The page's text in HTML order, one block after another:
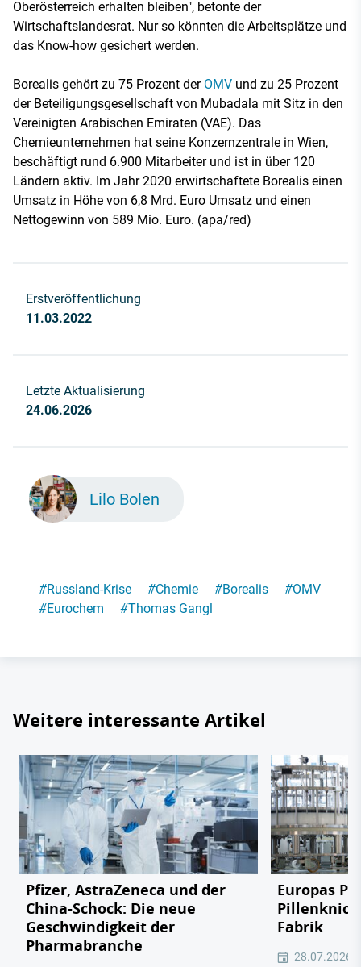
Oberösterreich erhalten bleiben", betonte der
Wirtschaftslandesrat. Nur so könnten die Arbeitsplätze und
das Know-how gesichert werden.
Borealis gehört zu 75 Prozent der OMV und zu 25 Prozent
der Beteiligungsgesellschaft von Mubadala mit Sitz in den
Vereinigten Arabischen Emiraten (VAE). Das
Chemieunternehmen hat seine Konzernzentrale in Wien,
beschäftigt rund 6.900 Mitarbeiter und ist in über 120
Ländern aktiv. Im Jahr 2020 erwirtschaftete Borealis einen
Umsatz in Höhe von 6,8 Mrd. Euro Umsatz und einen
Nettogewinn von 589 Mio. Euro. (apa/red)
Erstveröffentlichung
11.03.2022
Letzte Aktualisierung
24.06.2026
Lilo Bolen
#Russland-Krise #Chemie #Borealis #OMV
#Eurochem #Thomas Gangl
Weitere interessante Artikel
Pfizer, AstraZeneca und der
China-Schock: Die neue
Geschwindigkeit der
Pharmabranche
Europas
Fabrik
28.07.2026